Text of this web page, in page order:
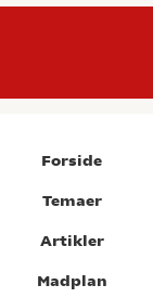
Forside
Temaer
Artikler
Madplan